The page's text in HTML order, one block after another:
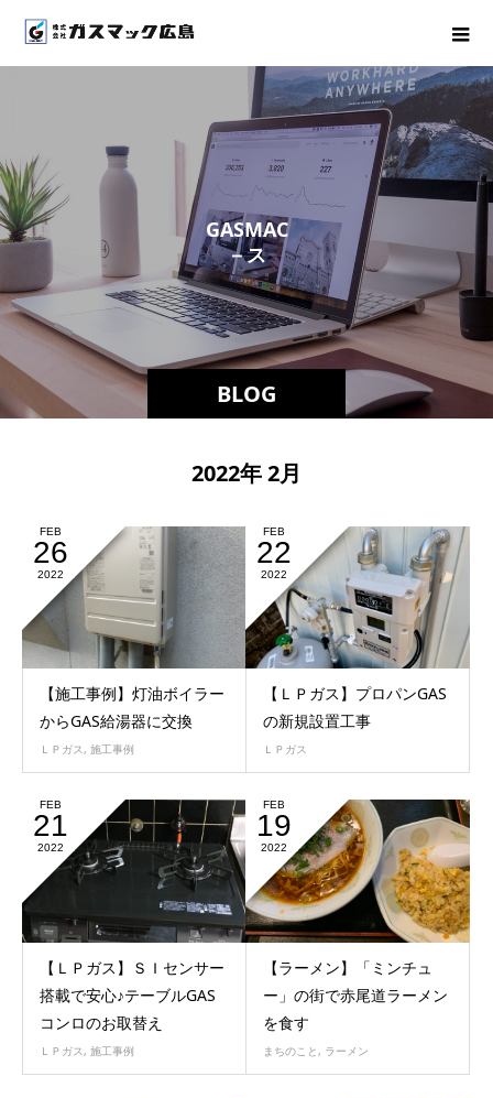
BLOG
GASMAC
－スタッフブ
2022年 2月
FEB
26
2022
【施工事例】灯油ボイラー
からGAS給湯器に交換
ＬＰガス, 施工事例
FEB
22
2022
【ＬＰガス】プロパンGAS
の新規設置工事
ＬＰガス
FEB
21
2022
【ＬＰガス】ＳＩセンサー
搭載で安心♪テーブルGAS
コンロのお取替え
ＬＰガス , 施工事例
FEB
19
2022
【ラーメン】「ミンチュ
ー」の街で赤尾道ラーメン
を食す
まちのこと , ラーメン